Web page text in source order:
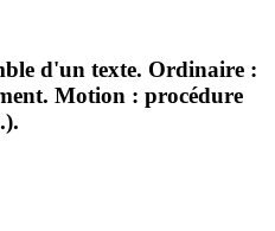
d'un texte. Ordinaire :
Motion : procédure